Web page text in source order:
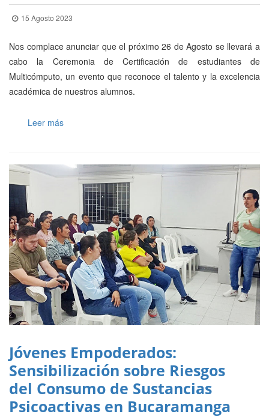
15 Agosto 2023
Nos complace anunciar que el próximo 26 de Agosto se llevará a
cabo la Ceremonia de Certificación de estudiantes de
Multicómputo, un evento que reconoce el talento y la excelencia
académica de nuestros alumnos.
Leer más
Jóvenes Empoderados:
Sensibilización sobre Riesgos
del Consumo de Sustancias
Psicoactivas en Bucaramanga